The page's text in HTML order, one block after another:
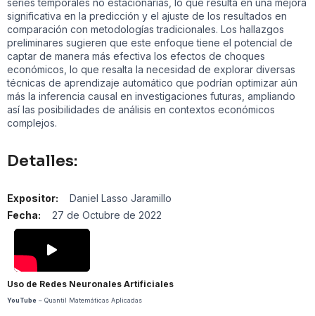
series temporales no estacionarias, lo que resulta en una mejora
significativa en la predicción y el ajuste de los resultados en
comparación con metodologías tradicionales. Los hallazgos
preliminares sugieren que este enfoque tiene el potencial de
captar de manera más efectiva los efectos de choques
económicos, lo que resalta la necesidad de explorar diversas
técnicas de aprendizaje automático que podrían optimizar aún
más la inferencia causal en investigaciones futuras, ampliando
así las posibilidades de análisis en contextos económicos
complejos.
Detalles:
Expositor:
Daniel Lasso Jaramillo
Fecha:
27 de Octubre de 2022
Uso de Redes Neuronales Artificiales
YouTube – Quantil Matemáticas Aplicadas